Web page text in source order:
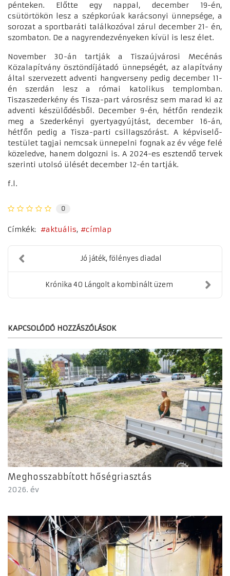
pénteken. Előtte egy nappal, december 19-én,
csütörtökön lesz a szépkorúak karácsonyi ünnepsége, a
sorozat a sportbaráti találkozóval zárul december 21- én,
szombaton. De a nagyrendezvényeken kívül is lesz élet.
November 30-án tartják a Tiszaújvárosi Mecénás
Közalapítvány ösztöndíjátadó ünnepségét, az alapítvány
által szervezett adventi hangverseny pedig december 11-
én szerdán lesz a római katolikus templomban.
Tiszaszederkény és Tisza-part városrész sem marad ki az
adventi készülődésből. December 9-én, hétfőn rendezik
meg a Szederkényi gyertyagyújtást, december 16-án,
hétfőn pedig a Tisza-parti csillagszórást. A képviselő-
testület tagjai nemcsak ünnepelni fognak az év vége felé
közeledve, hanem dolgozni is. A 2024-es esztendő tervek
szerinti utolsó ülését december 12-én tartják.
f.l.
0
Címkék: aktuális címlap
Jó játék, fölényes diadal
Krónika 40 Lángolt a kombinált üzem
KAPCSOLÓDÓ HOZZÁSZÓLÁSOK
Meghosszabbított hőségriasztás
2026. év